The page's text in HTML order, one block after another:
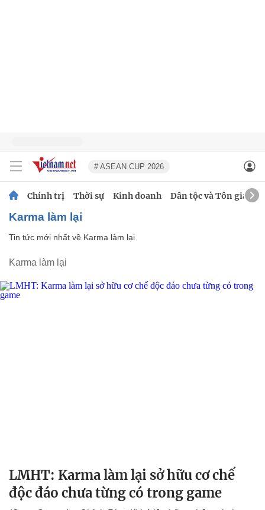
# ASEAN CUP 2026
Chính trị Thời sự Kinh doanh Dân tộc và Tôn giáo
Karma làm lại
Tin tức mới nhất về Karma làm lại
Karma làm lại
LMHT: Karma làm lại sở hữu cơ chế
độc đáo chưa từng có trong game